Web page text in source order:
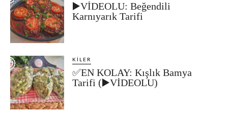
▶️VİDEOLU: Beğendili
Karnıyarık Tarifi
KILER
✅EN KOLAY: Kışlık Bamya
Tarifi (▶️VİDEOLU)